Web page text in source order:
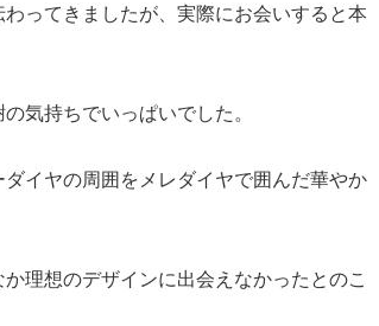
ってきましたが、実際にお会いすると本
気持ちでいっぱいでした。
イヤの周囲をメレダイヤで囲んだ華やか
理想のデザインに出会えなかったとのこ